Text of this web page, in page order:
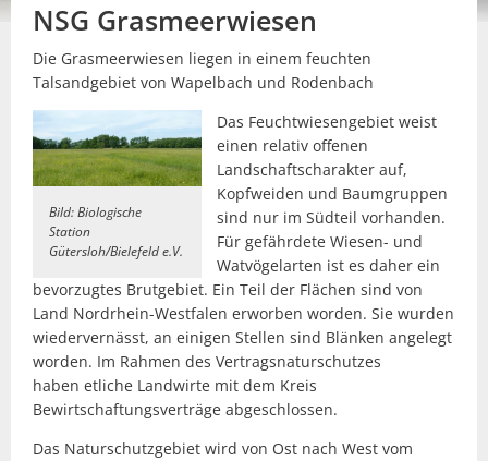
NSG Grasmeerwiesen
Die Grasmeerwiesen liegen in einem feuchten
Talsandgebiet von Wapelbach und Rodenbach
Bild: Biologische
Station
Gütersloh/Bielefeld e.V.
Das Feuchtwiesengebiet weist
einen relativ offenen
Landschaftscharakter auf,
Kopfweiden und Baumgruppen
sind nur im Südteil vorhanden.
Für gefährdete Wiesen- und
Watvögelarten ist es daher ein
bevorzugtes Brutgebiet. Ein Teil der Flächen sind von
Land Nordrhein-Westfalen erworben worden. Sie wurden
wiedervernässt, an einigen Stellen sind Blänken angelegt
worden. Im Rahmen des Vertragsnaturschutzes
haben etliche Landwirte mit dem Kreis
Bewirtschaftungsverträge abgeschlossen.
Das Naturschutzgebiet wird von Ost nach West vom